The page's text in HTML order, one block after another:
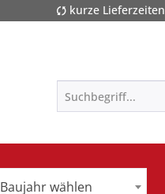
kurze Lieferzeiten
Baujahr wählen